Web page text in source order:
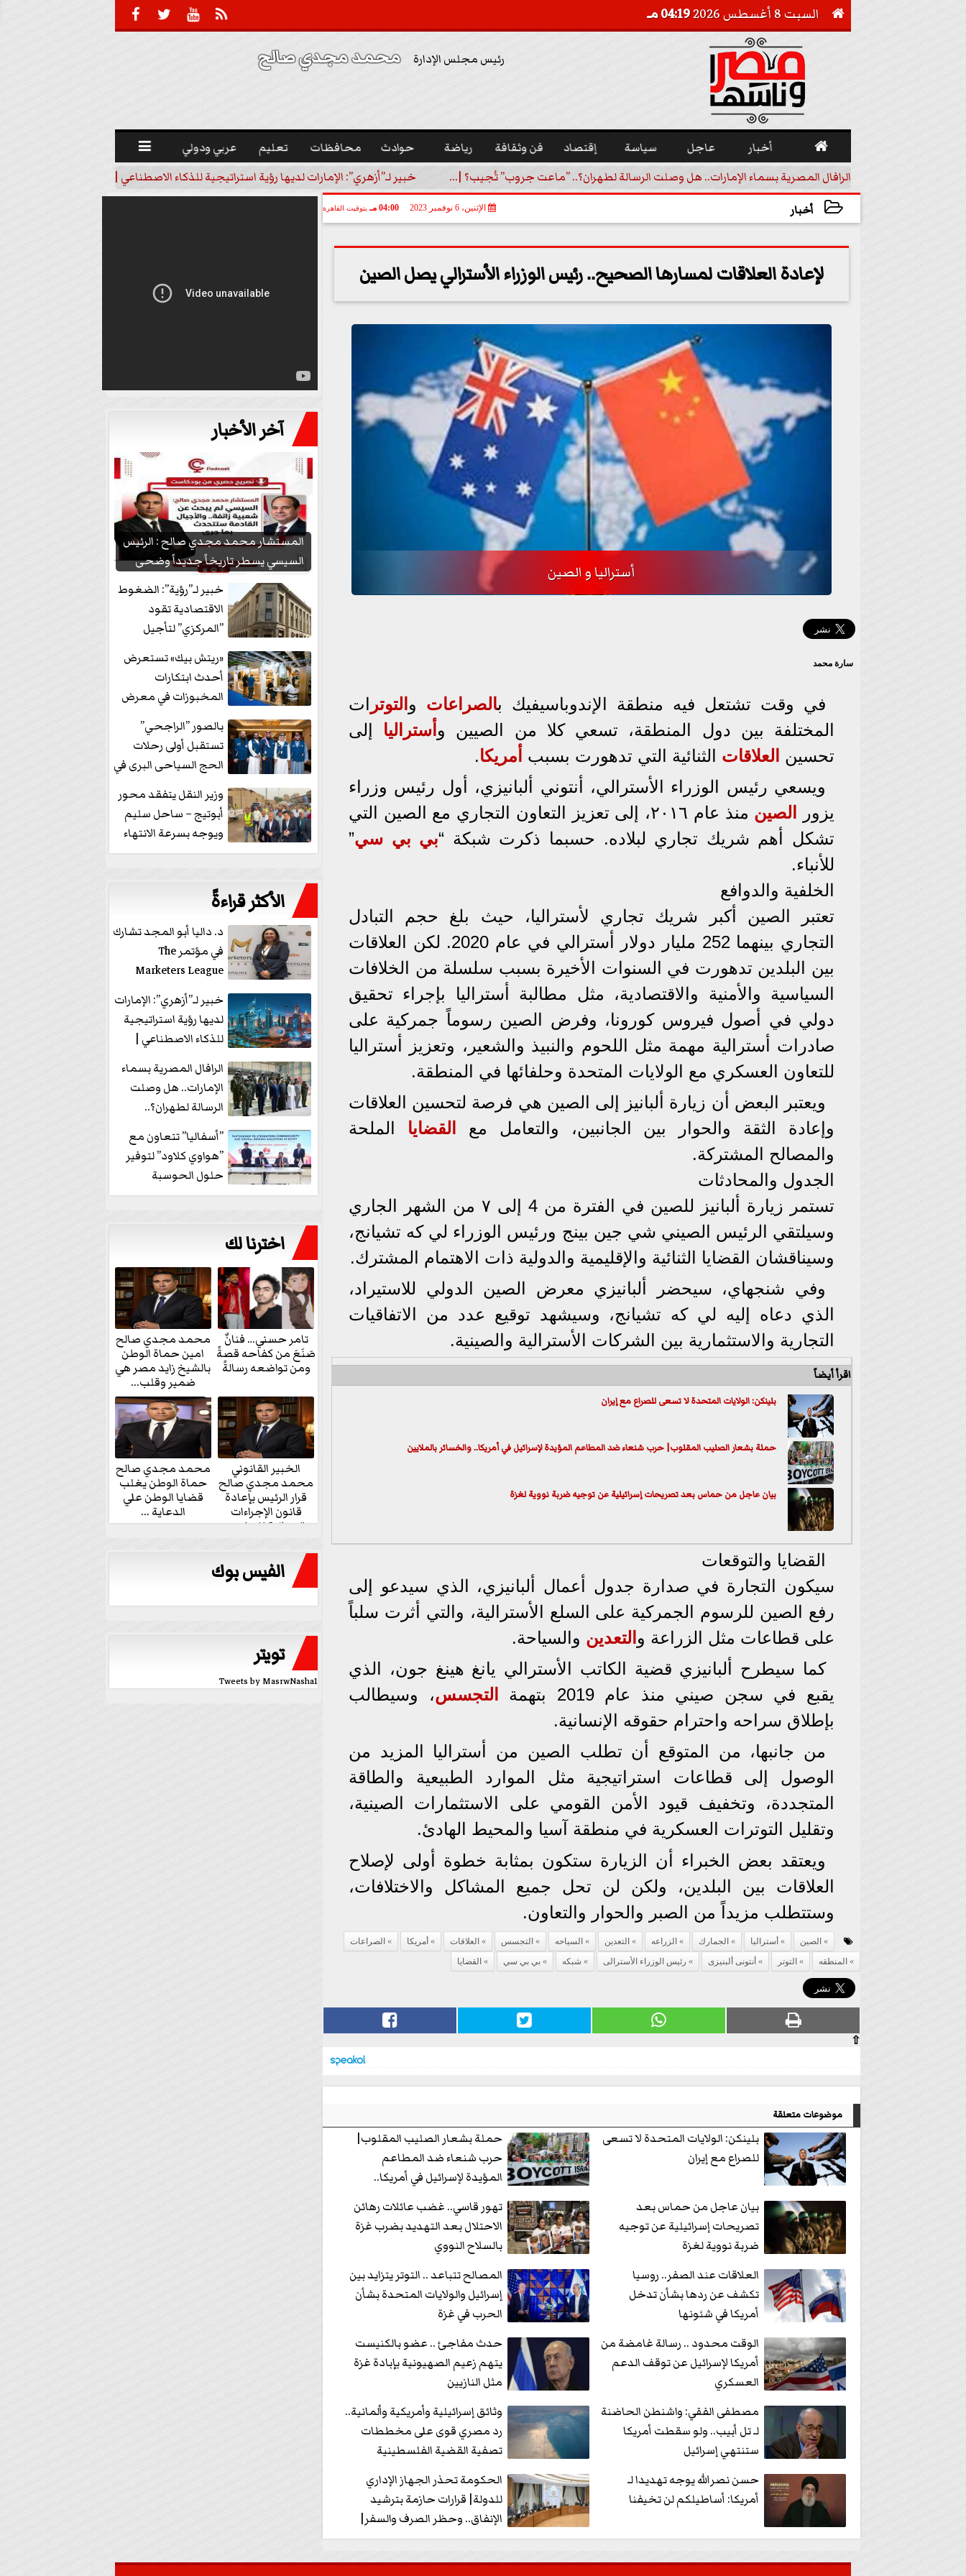
  

 السبت 8 أغسطس 2026 04:19 مـ
رئيس مجلس الإدارة محمد مجدي صالح
 أخبار عاجل سياسة إقتصاد فن وثقافة رياضة حوادث محافظات تعليم عربي ودولي 
الرافال المصرية بسماء الإمارات.. هل وصلت الرسالة لطهران؟.. ”ماعت جروب” تُجيب؟ |... خبير لـ”أزهري”: الإمارات لديها رؤية استراتيجية للذكاء الاصطناعي | فيديو
أخبار الإثنين، 6 نوفمبر 2023 04:00 مـ بتوقيت القاهرة
لإعادة العلاقات لمسارها الصحيح.. رئيس الوزراء الأسترالي يصل الصين
أستراليا و الصين
سارة محمد
في وقت تشتعل فيه منطقة الإندوباسيفيك بالصراعات و التوتر ات
المختلفة بين دول المنطقة، تسعي كلا من الصيين و أستراليا إلى
تحسين العلاقات الثنائية التي تدهورت بسبب أمريكا.
ويسعي رئيس الوزراء الأسترالي، أنتوني ألبانيزي، أول رئيس وزراء
يزور
الصين
منذ عام ٢٠١٦، إلى تعزيز التعاون التجاري مع الصين التي
تشكل أهم شريك تجاري لبلاده. حسبما ذكرت شبكة “بي بي سي”
للأنباء.
الخلفية والدوافع
تعتبر الصين أكبر شريك تجاري لأستراليا، حيث بلغ حجم التبادل
التجاري بينهما 252 مليار دولار أسترالي في عام 2020. لكن العلاقات
بين البلدين تدهورت في السنوات الأخيرة بسبب سلسلة من الخلافات
السياسية والأمنية والاقتصادية، مثل مطالبة أستراليا بإجراء تحقيق
دولي في أصول فيروس كورونا، وفرض الصين رسوماً جمركية على
صادرات أسترالية مهمة مثل اللحوم والنبيذ والشعير، وتعزيز أستراليا
للتعاون العسكري مع الولايات المتحدة وحلفائها في المنطقة.
ويعتبر البعض أن زيارة ألبانيز إلى الصين هي فرصة لتحسين العلاقات
وإعادة الثقة والحوار بين الجانبين، والتعامل مع
القضايا الملحة
والمصالح المشتركة.
الجدول والمحادثات
تستمر زيارة ألبانيز للصين في الفترة من 4 إلى ٧ من الشهر الجاري
وسيلتقي الرئيس الصيني شي جين بينج ورئيس الوزراء لي كه تشيانج،
وسيناقشان القضايا الثنائية والإقليمية والدولية ذات الاهتمام المشترك.
وفي شنجهاي، سيحضر ألبانيزي معرض الصين الدولي للاستيراد،
الذي دعاه إليه لي كه تشيانج، وسيشهد توقيع عدد من الاتفاقيات
التجارية والاستثمارية بين الشركات الأسترالية والصينية.
اقرأ أيضاً
بلينكن: الولايات المتحدة لا تسعى للصراع مع إيران
حملة بشعار الصليب المقلوب| حرب شنعاء ضد المطاعم المؤيدة لإسرائيل في أمريكا.. والخسائر بالملايين
بيان عاجل من حماس بعد تصريحات إسرائيلية عن توجيه ضربة نووية لغزة
القضايا والتوقعات
سيكون التجارة في صدارة جدول أعمال ألبانيزي، الذي سيدعو إلى
رفع الصين للرسوم الجمركية على السلع الأسترالية، والتي أثرت سلباً
على قطاعات مثل الزراعة و التعدين والسياحة.
كما سيطرح ألبانيزي قضية الكاتب الأسترالي يانغ هينغ جون، الذي
يقبع في سجن صيني منذ عام 2019 بتهمة
التجسس، وسيطالب
بإطلاق سراحه واحترام حقوقه الإنسانية.
من جانبها، من المتوقع أن تطلب الصين من أستراليا المزيد من
الوصول إلى قطاعات استراتيجية مثل الموارد الطبيعية والطاقة
المتجددة، وتخفيف قيود الأمن القومي على الاستثمارات الصينية،
وتقليل التوترات العسكرية في منطقة آسيا والمحيط الهادئ.
ويعتقد بعض الخبراء أن الزيارة ستكون بمثابة خطوة أولى لإصلاح
العلاقات بين البلدين، ولكن لن تحل جميع المشاكل والاختلافات،
وستتطلب مزيداً من الصبر والحوار والتعاون.
الصين أستراليا الجمارك الزراعه التعدين السياحه التجسس العلاقات أمريكا
الصراعات
المنطقه
التوتر أنتونى ألبنيزى رئيس الوزراء الأسترالى شبكه بي بي سي القضايا
⇧
موضوعات متعلقة
بلينكن: الولايات المتحدة لا تسعى
للصراع مع إيران
حملة بشعار الصليب المقلوب|
حرب شنعاء ضد المطاعم
المؤيدة لإسرائيل في أمريكا..
بيان عاجل من حماس بعد
تصريحات إسرائيلية عن توجيه
ضربة نووية لغزة
تهور قاسي.. غضب عائلات رهائن
الاحتلال بعد التهديد بضرب غزة
بالسلاح النووي
العلاقات عند الصفر.. روسيا
تكشف عن ردها بشأن تدخل
أمريكا في شئونها
المصالح تتباعد .. التوتر يتزايد بين
إسرائيل والولايات المتحدة بشأن
الحرب في غزة
الوقت محدود .. رسالة غامضة من
أمريكا لإسرائيل عن توقف الدعم
العسكري
حدث مفاجئ .. عضو بالكنيست
يتهم زعيم الصهيونية بإبادة غزة
مثل النازيين
مصطفى الفقي: واشنطن الحاضنة
لـ تل أبيب.. ولو سقطت أمريكا
ستنتهي إسرائيل
وثائق إسرائيلية وأمريكية وألمانية..
رد مصري قوى على مخططات
تصفية القضية الفلسطينية
حسن نصرالله يوجه تهديدا لـ
أمريكا: أساطيلكم لن تخيفنا
الحكومة تحذر الجهاز الإداري
للدولة| قرارات حازمة بترشيد
الإنفاق.. وحظر الصرف والسفر|
تفاصيل
آخر الأخبار
المستشار محمد مجدي صالح : الرئيس
السيسي يسطر تاريخاً جديداً وضحى
بشعبيته...
خبير لـ”رؤية”: الضغوط
الاقتصادية تقود
”المركزي” لتأجيل
«ريتش بيك» تستعرض
أحدث ابتكارات
المخبوزات في معرض
منتجات...
بالصور ”الراجحي”
تستقبل أولى رحلات
الحج السياحى البرى في
وزير النقل يتفقد محور
أبوتيج – ساحل سليم
ويوجه بسرعة الانتهاء
من...
الأكثر قراءةً
د. داليا أبو المجد تشارك
في مؤتمر The
Marketers League
وتدير جلسة...
خبير لـ”أزهري”: الإمارات
لديها رؤية استراتيجية
للذكاء الاصطناعي |
الرافال المصرية بسماء
الإمارات.. هل وصلت
الرسالة لطهران؟..
”ماعت جروب” تُجيب؟
|...
”أسفاليا” تتعاون مع
”هواوي كلاود” لتوفير
حلول الحوسبة
السحابية والأمن
اخترنا لك
تامر حسني… فنانٌ
صَنَعَ من كفاحه قصةً
ومن تواضعه رسالةً
محمد مجدي صالح
امين حماة الوطن
بالشيخ زايد مصر هي
ضمير وقلب...
الخبير القانوني
محمد مجدي صالح
قرار الرئيس بإعادة
قانون الإجراءات
الجنائية للنواب...
محمد مجدي صالح
حماة الوطن يغلب
قضايا الوطن علي
الدعاية ...
الفيس بوك
تويتر
Tweets by MasrwNasha1